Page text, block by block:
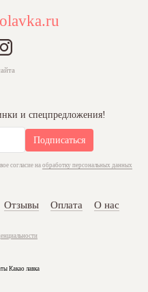
и спецпредложения!
Подписаться
согласие на обработку персональных данных
Отзывы Оплата О нас